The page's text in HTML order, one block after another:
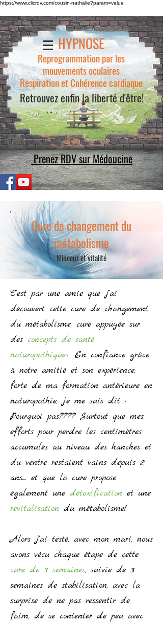
https://www.clicrdv.com/cousin-nathalie?param=value
Prenez RDV sur Médoucine
Retrouvez enfin la liberté d'être!
HYPNOSE
Reprogrammation par les
mouvements oculaires
Respiration et Cohérence cardiaque
Cure de changement du
métabolisme
Minceur et vitalité
C'est par une amie que j'ai
découvert cette cure de changement
du métabolisme, cure appuyée sur
des concepts de santé
naturopathiques. En confiance grâce
à notre amitié et son expérience,
forte de ma formation antérieure en
naturopathie, je me suis dit :
Pourquoi pas???? Surtout que mes
efforts pour perdre les centimètres
accumulés au niveau des hanches et
du ventre restaient vains depuis 2
ans.... et que la cure propose
également une détoxification et une
revitalisation du métabolisme!
Alors j'ai testé, avec mon mari; nous
avons vécu chaque étape de cette
cure de 3 semaines, suivie de 3
semaines de stabilisation, avec la
surprise de ne pas ressentir de
faim, de se contenter de peu avec